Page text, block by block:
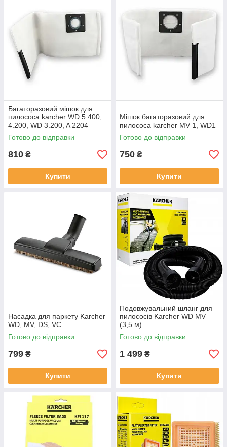
Багаторазовий мішок для
пилососа karcher WD 5.400,
4.200, WD 3.200, A 2204
Готово до відправки
810 ₴
Купити
Мішок багаторазовий для
пилососа karcher MV 1, WD1
Готово до відправки
750 ₴
Купити
Насадка для паркету Karcher
WD, MV, DS, VC
Готово до відправки
799 ₴
Купити
Подовжувальний шланг для
пилососів Karcher WD MV
(3,5 м)
Готово до відправки
1 499 ₴
Купити